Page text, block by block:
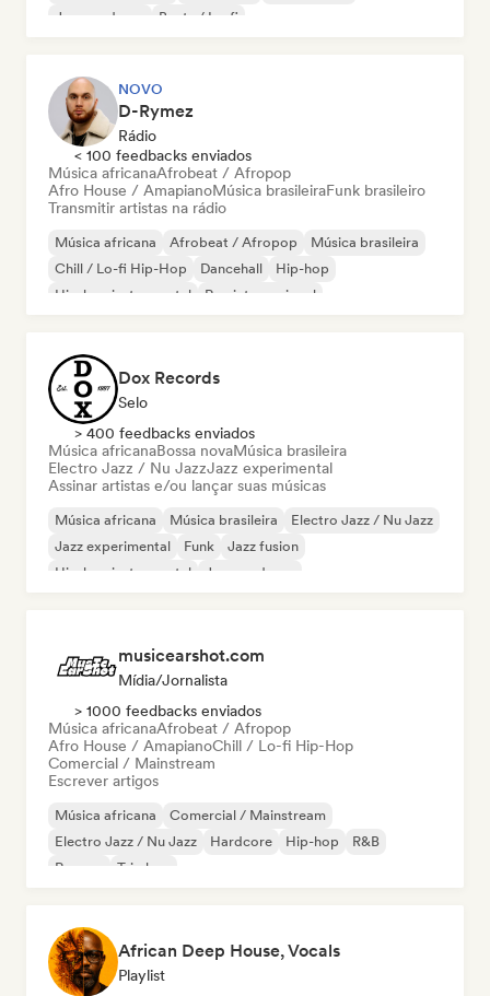
Jazz moderno
Beats / Lo-fi
NOVO
D-Rymez
Rádio
< 100 feedbacks enviados
Música africanaAfrobeat / Afropop
Afro House / AmapianoMúsica brasileiraFunk brasileiro
Transmitir artistas na rádio
Música africana Afrobeat / Afropop
Música brasileira
Chill / Lo-fi Hip-Hop
Dancehall
Hip-hop
Hip-hop instrumental
Rap internacional
Dox Records
Selo
> 400 feedbacks enviados
Música africanaBossa novaMúsica brasileira
Electro Jazz / Nu JazzJazz experimental
Assinar artistas e/ou lançar suas músicas
Música africana Música brasileira
Electro Jazz / Nu Jazz
Jazz experimental
Funk
Jazz fusion
Hip-hop instrumental
Jazz moderno
musicearshot.com
Mídia/Jornalista
> 1000 feedbacks enviados
Música africanaAfrobeat / Afropop
Afro House / AmapianoChill / Lo-fi Hip-Hop
Comercial / Mainstream
Escrever artigos
Música africana
Comercial / Mainstream
Electro Jazz / Nu Jazz
Hardcore Hip-hop
R&B
Reggae
Trip hop
African Deep House, Vocals
Playlist